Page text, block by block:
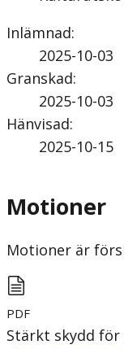
Inlämnad:
2025-10-03
Granskad:
2025-10-03
Hänvisad:
2025-10-15
Motioner
Motioner är
PDF
Stärkt skydd